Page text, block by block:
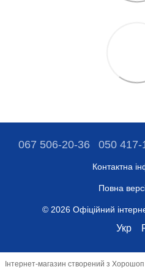
067 506-20-36 050 417-
Контактна
Повна
© 2026 Офіційний
Укр
Інтернет-магазин створений з Хорошоп